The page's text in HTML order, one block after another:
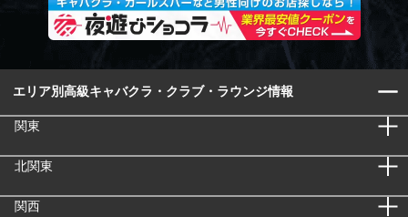
エリア別高級キャバクラ・クラブ・ラウンジ情報
関東
北関東
関西